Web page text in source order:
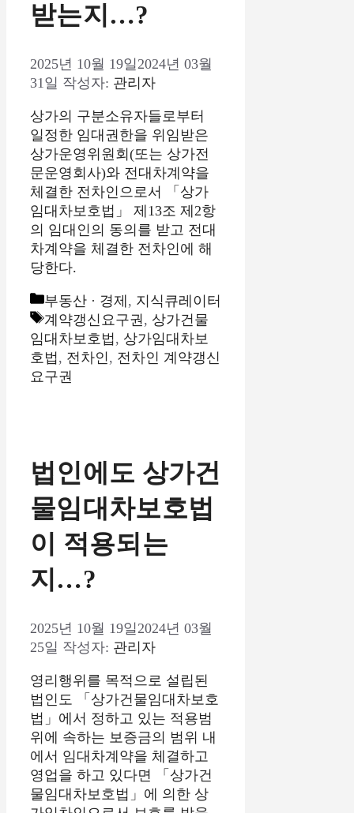
받는지…?
2025년 10월 19일2024년 03월
31일 작성자: 관리자
상가의 구분소유자들로부터
일정한 임대권한을 위임받은
상가운영위원회(또는 상가전
문운영회사)와 전대차계약을
체결한 전차인으로서 「상가
임대차보호법」 제13조 제2항
의 임대인의 동의를 받고 전대
차계약을 체결한 전차인에 해
당한다.
카
테
고
리
부동산 · 경제 , 지식큐레이터
태
그
계약갱신요구권 , 상가건물
임대차보호법 , 상가임대차보
호법 , 전차인, 전차인 계약갱신
요구권
법인에도 상가건
물임대차보호법
이 적용되는
지…?
2025년 10월 19일2024년 03월
25일 작성자: 관리자
영리행위를 목적으로 설립된
법인도 「상가건물임대차보호
법」에서 정하고 있는 적용범
위에 속하는 보증금의 범위 내
에서 임대차계약을 체결하고
영업을 하고 있다면 「상가건
물임대차보호법」에 의한 상